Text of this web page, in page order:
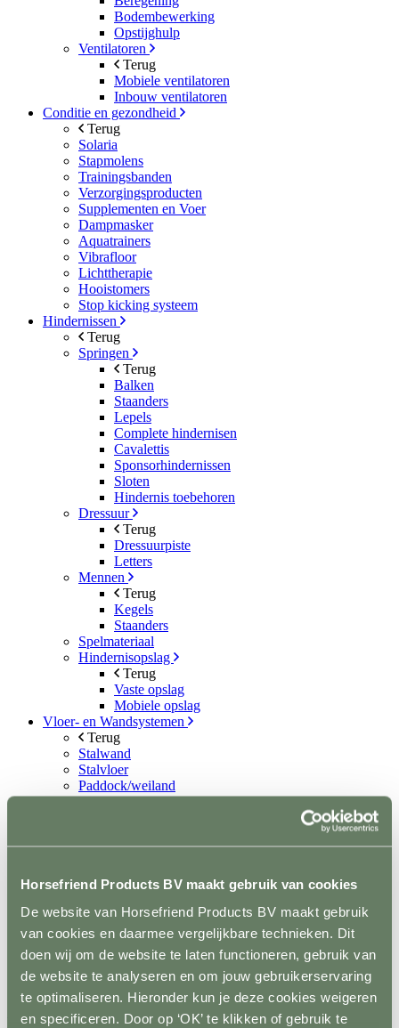
Horsefriend Products BV maakt gebruik van cookies
De website van Horsefriend Products BV maakt gebruik
van cookies en daarmee vergelijkbare technieken. Dit
doen wij om de website te laten functioneren, gebruik van
de website te analyseren en om jouw gebruikerservaring
te optimaliseren. Hieronder kun je deze cookies weigeren
en specificeren. Door op ‘OK’ te klikken of gebruik te
Bodembewerking
Opstijghulp
Ventilatoren
Terug
Mobiele ventilatoren
Inbouw ventilatoren
Conditie en gezondheid
Terug
Solaria
Stapmolens
Trainingsbanden
Verzorgingsproducten
Supplementen en Voer
Dampmasker
Aquatrainers
Vibrafloor
Lichttherapie
Hooistomers
Stop kicking systeem
Hindernissen
Terug
Springen
Terug
Balken
Staanders
Lepels
Complete hindernisen
Cavalettis
Sponsorhindernissen
Sloten
Hindernis toebehoren
Dressuur
Terug
Dressuurpiste
Letters
Mennen
Terug
Kegels
Staanders
Spelmateriaal
Hindernisopslag
Terug
Vaste opslag
Mobiele opslag
Vloer- en Wandsystemen
Terug
Stalwand
Stalvloer
Paddock/weiland
Wasplaatsen
Stap/draf molen
Horsefloor gietvloer
Ontvetten / lijmen / Kitten
Sale
+31(0)546 639 000
info@horsefriend.nl
Webshop home
Omheining Houten omheining paarden